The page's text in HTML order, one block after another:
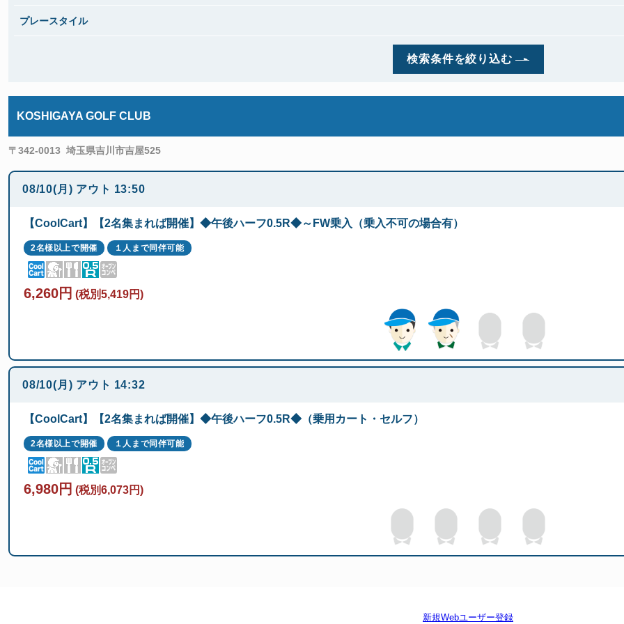
プレースタイル
検索条件を絞り込む
KOSHIGAYA GOLF CLUB
〒342-0013 埼玉県吉川市吉屋525
08/10(月) アウト 13:50
【CoolCart】【2名集まれば開催】◆午後ハーフ0.5R◆～FW乗入（乗入不可の場合有）
2名様以上で開催 １人まで同伴可能
6,260円 (税別5,419円)
08/10(月) アウト 14:32
【CoolCart】【2名集まれば開催】◆午後ハーフ0.5R◆（乗用カート・セルフ）
2名様以上で開催 １人まで同伴可能
6,980円 (税別6,073円)
新規Webユーザー登録